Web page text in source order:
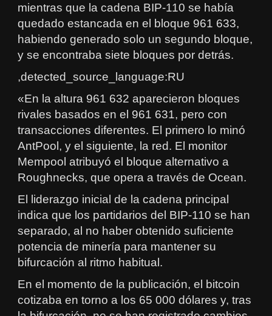
mientras que la cadena BIP-110 se había
quedado estancada en el bloque 961 633,
habiendo generado solo un segundo bloque,
y se encontraba siete bloques por detrás.
,detected_source_language:RU
«En la altura 961 632 aparecieron bloques
rivales basados en el 961 631, pero con
transacciones diferentes. El primero lo minó
AntPool, y el siguiente, la red. El monitor
Mempool atribuyó el bloque alternativo a
Roughnecks, que opera a través de Ocean.
El liderazgo inicial de la cadena principal
indica que los partidarios del BIP-110 se han
separado, al no haber obtenido suficiente
potencia de minería para mantener su
bifurcación al ritmo habitual.
En el momento de la publicación, el bitcoin
cotizaba en torno a los 65 000 dólares y, tras